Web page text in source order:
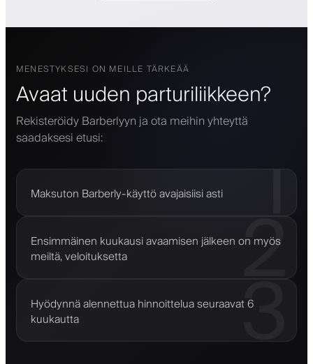
MENESTYKSESI ON MEILLE TÄRKEÄÄ
Avaat uuden parturiliikkeen?
Rekisteröidy Barberlyyn ja ota meihin yhteyttä
saadaksesi etusi:
Maksuton Barberly-käyttö avajaisiisi asti 1
Ensimmäinen kuukausi avaamisen jälkeen on myös
meiltä, veloituksetta
2
Hyödynnä alennettua hinnoittelua seuraavat 6
kuukautta
3